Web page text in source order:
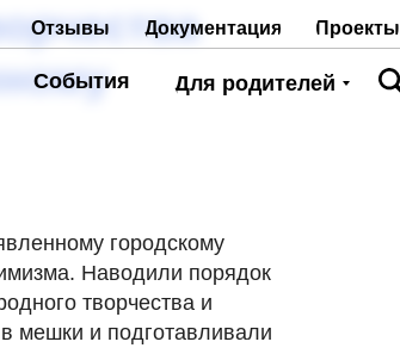
Отзывы Документация
События
Проекты
Для родителей
городскому
Наводили порядок
творчества и
мешки и подготавливали